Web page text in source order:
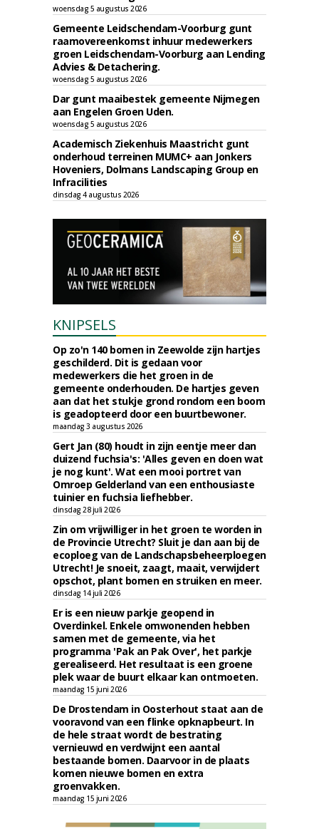
woensdag 5 augustus 2026
Gemeente Leidschendam-Voorburg gunt
raamovereenkomst inhuur medewerkers
groen Leidschendam-Voorburg aan Lending
Advies & Detachering.
woensdag 5 augustus 2026
Dar gunt maaibestek gemeente Nijmegen
aan Engelen Groen Uden.
woensdag 5 augustus 2026
Academisch Ziekenhuis Maastricht gunt
onderhoud terreinen MUMC+ aan Jonkers
Hoveniers, Dolmans Landscaping Group en
Infracilities
dinsdag 4 augustus 2026
KNIPSELS
Op zo'n 140 bomen in Zeewolde zijn hartjes
geschilderd. Dit is gedaan voor
medewerkers die het groen in de
gemeente onderhouden. De hartjes geven
aan dat het stukje grond rondom een boom
is geadopteerd door een buurtbewoner.
maandag 3 augustus 2026
Gert Jan (80) houdt in zijn eentje meer dan
duizend fuchsia's: 'Alles geven en doen wat
je nog kunt'. Wat een mooi portret van
Omroep Gelderland van een enthousiaste
tuinier en fuchsia liefhebber.
dinsdag 28 juli 2026
Zin om vrijwilliger in het groen te worden in
de Provincie Utrecht? Sluit je dan aan bij de
ecoploeg van de Landschapsbeheerploegen
Utrecht! Je snoeit, zaagt, maait, verwijdert
opschot, plant bomen en struiken en meer.
dinsdag 14 juli 2026
Er is een nieuw parkje geopend in
Overdinkel. Enkele omwonenden hebben
samen met de gemeente, via het
programma 'Pak an Pak Over', het parkje
gerealiseerd. Het resultaat is een groene
plek waar de buurt elkaar kan ontmoeten.
maandag 15 juni 2026
De Drostendam in Oosterhout staat aan de
vooravond van een flinke opknapbeurt. In
de hele straat wordt de bestrating
vernieuwd en verdwijnt een aantal
bestaande bomen. Daarvoor in de plaats
komen nieuwe bomen en extra
groenvakken.
maandag 15 juni 2026